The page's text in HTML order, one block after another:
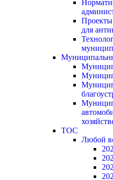
Проекты
для
ТОС
Любой